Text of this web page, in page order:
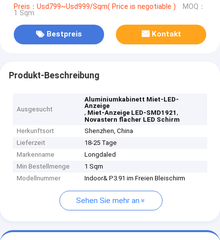
Preis：Usd799~Usd999/Sqm( Price is negotiable ) MOQ：
1 Sqm
Bestpreis Kontakt
Produkt-Beschreibung
Ausgesucht
Aluminiumkabinett Miet-LED-
Anzeige
, Miet-Anzeige LED-SMD1921,
Novastern flacher LED Schirm
Herkunftsort
Shenzhen, China
Lieferzeit
18-25 Tage
Markenname
Longdaled
Min Bestellmenge
1 Sqm
Modellnummer
Indoor& P3.91 im Freien Bleischirm
Sehen Sie mehr an